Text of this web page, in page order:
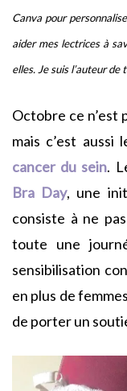
Canva pour
aider mes lectrices à
elles. Je suis l’auteur
Octobre ce n’est
mais c’est aussi
cancer du sein.
Bra Day, une
consiste à ne
toute une
sensibilisation
en plus de
de porter un